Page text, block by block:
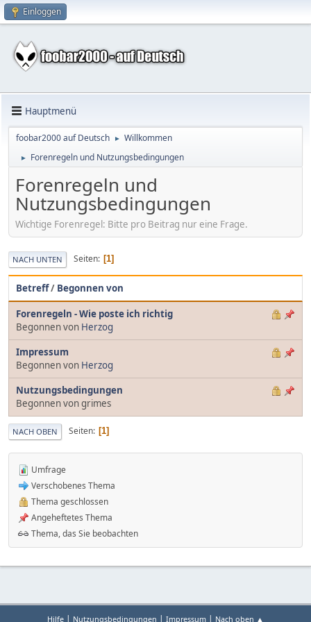
Einloggen
Hauptmenü
foobar2000 auf Deutsch ► Willkommen
► Forenregeln und Nutzungsbedingungen
Forenregeln und
Nutzungsbedingungen
Wichtige Forenregel: Bitte pro Beitrag nur eine Frage.
NACH UNTEN Seiten 1
Betreff/ Begonnen von
Forenregeln - Wie poste ich richtig
Begonnen von Herzog
Impressum
Begonnen von Herzog
Nutzungsbedingungen
Begonnen von grimes
NACH OBEN Seiten 1
Umfrage
Verschobenes Thema
Thema geschlossen
Angeheftetes Thema
Thema, das Sie beobachten
Hilfe | Nutzungsbedingungen | Impressum | Nach oben ▲